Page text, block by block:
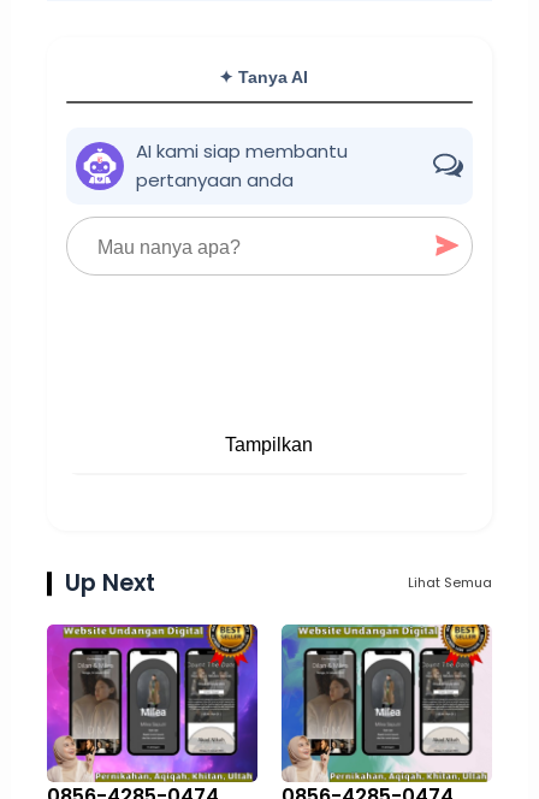
✦ Tanya AI
AI kami siap membantu
pertanyaan anda
Tampilkan
Up Next Lihat Semua